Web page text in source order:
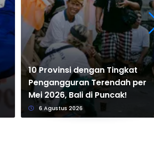
10 Provinsi dengan Tingkat
Pengangguran Terendah per
Mei 2026, Bali di Puncak!
6 Agustus 2026